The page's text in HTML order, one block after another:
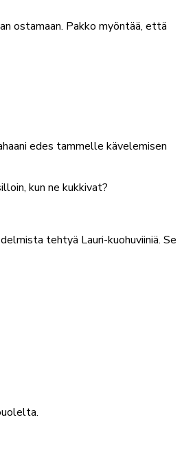
ostamaan. Pakko myöntää, että
edes tammelle kävelemisen
kun ne kukkivat?
tehtyä Lauri-kuohuviiniä. Se